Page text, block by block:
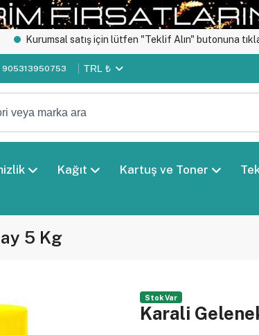
satış için lütfen "Teklif Alın" butonuna tıklayınız. Özel
905313950753 TRL ₺
Kağıt Kartuş ve Toner
5 Kg
Stok Var
Karali